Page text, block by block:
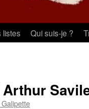
listes Qui suis-je ?
Galipette